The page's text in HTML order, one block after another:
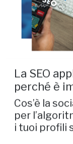
La SEO
perché è
Cos’è la
per
i tuoi profili